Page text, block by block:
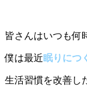
皆さんはいつも何
僕は最近眠りにつ
生活習慣を改善し